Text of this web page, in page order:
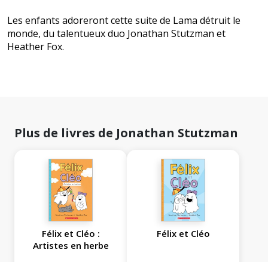
Les enfants adoreront cette suite de Lama détruit le
monde, du talentueux duo Jonathan Stutzman et
Heather Fox.
Plus de livres de Jonathan Stutzman
Félix et Cléo :
Artistes en herbe
Félix et Cléo